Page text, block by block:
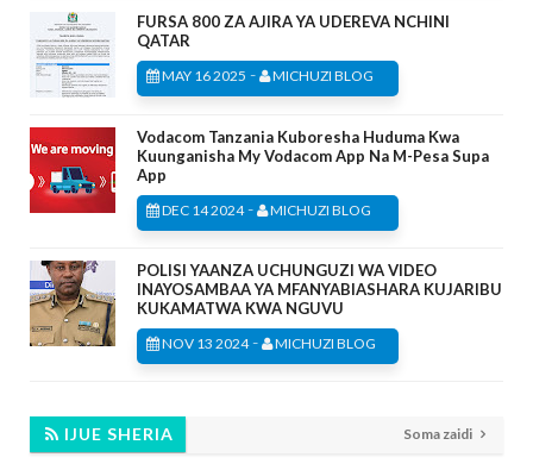
FURSA 800 ZA AJIRA YA UDEREVA NCHINI
QATAR
MAY 16 2025 - MICHUZI BLOG
Vodacom Tanzania Kuboresha Huduma Kwa
Kuunganisha My Vodacom App Na M-Pesa Supa
App
DEC 14 2024- MICHUZI BLOG
POLISI YAANZA UCHUNGUZI WA VIDEO
INAYOSAMBAA YA MFANYABIASHARA KUJARIBU
KUKAMATWA KWA NGUVU
NOV 13 2024- MICHUZI BLOG
IJUE SHERIA Soma zaidi